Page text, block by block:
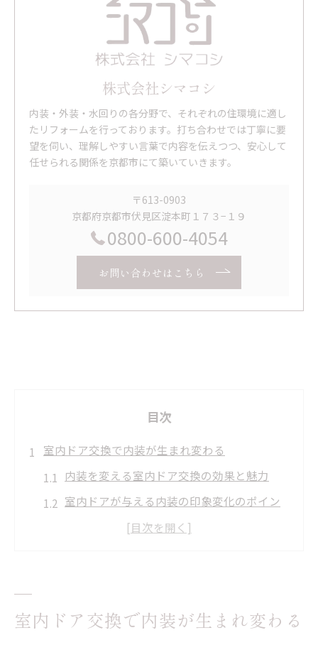
株式会社シマコシ
内装・外装・水回りの各分野で、それぞれの住環境に適し
たリフォームを行っております。打ち合わせでは丁寧に要
望を伺い、理解しやすい言葉で内容を伝えつつ、安心して
任せられる関係を京都市にて築いていきます。
〒613-0903
京都府京都市伏見区淀本町１７３−１９
0800-600-4054
お問い合わせはこちら
目次
室内ドア交換で内装が生まれ変わる
内装を変える室内ドア交換の効果と魅力
室内ドアが与える内装の印象変化のポイン
由
室内ドア交換で内装が生まれ変わる